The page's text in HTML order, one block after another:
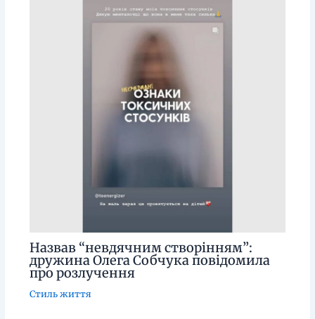
Назвав “невдячним створінням”:
дружина Олега Собчука повідомила
про розлучення
Стиль життя